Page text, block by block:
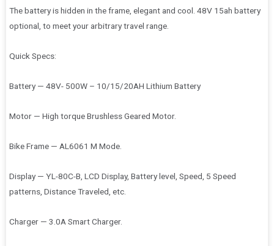
The battery is hidden in the frame, elegant and cool. 48V 15ah battery
optional, to meet your arbitrary travel range.
Quick Specs:
Battery — 48V- 500W – 10/15/20AH Lithium Battery
Motor — High torque Brushless Geared Motor.
Bike Frame — AL6061 M Mode.
Display — YL-80C-B, LCD Display, Battery level, Speed, 5 Speed
patterns, Distance Traveled, etc.
Charger — 3.0A Smart Charger.